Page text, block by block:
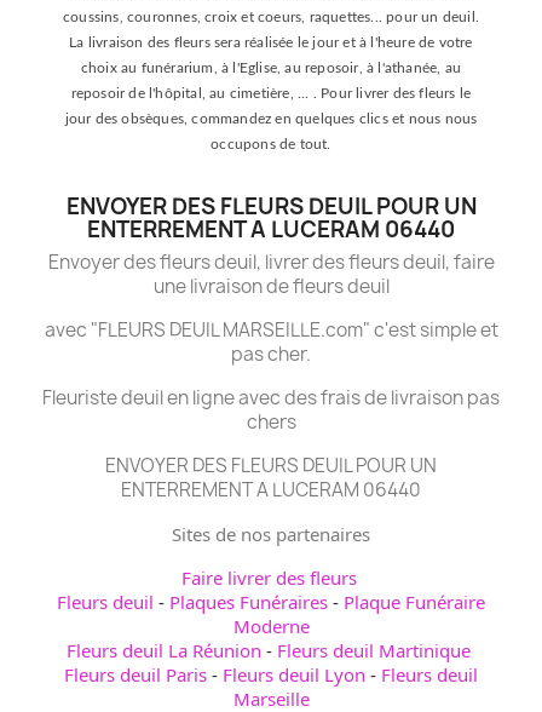
coussins, couronnes, croix et coeurs, raquettes... pour un deuil.
La livraison des fleurs sera réalisée le jour et à l'heure de votre
choix au funérarium, à l'Eglise, au reposoir, à l'athanée, au
reposoir de l'hôpital, au cimetière, ... . Pour livrer des fleurs le
jour des obsèques, commandez en quelques clics et nous nous
occupons de tout.
ENVOYER DES FLEURS DEUIL POUR UN
ENTERREMENT A LUCERAM 06440
Envoyer des fleurs deuil, livrer des fleurs deuil, faire
une livraison de fleurs deuil
avec "FLEURS DEUIL MARSEILLE.com" c'est simple et
pas cher.
Fleuriste deuil en ligne avec des frais de livraison pas
chers
ENVOYER DES FLEURS DEUIL POUR UN
ENTERREMENT A LUCERAM 06440
Sites de nos partenaires
Faire livrer des fleurs
Fleurs deuil - Plaques Funéraires - Plaque Funéraire
Moderne
Fleurs deuil La Réunion - Fleurs deuil Martinique
Fleurs deuil Paris - Fleurs deuil Lyon - Fleurs deuil
Marseille